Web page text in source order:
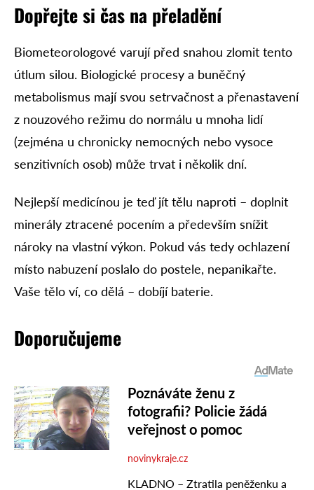
Dopřejte si čas na přeladění
Biometeorologové varují před snahou zlomit tento
útlum silou. Biologické procesy a buněčný
metabolismus mají svou setrvačnost a přenastavení
z nouzového režimu do normálu u mnoha lidí
(zejména u chronicky nemocných nebo vysoce
senzitivních osob) může trvat i několik dní.
Nejlepší medicínou je teď jít tělu naproti – doplnit
minerály ztracené pocením a především snížit
nároky na vlastní výkon. Pokud vás tedy ochlazení
místo nabuzení poslalo do postele, nepanikařte.
Vaše tělo ví, co dělá – dobíjí baterie.
Doporučujeme